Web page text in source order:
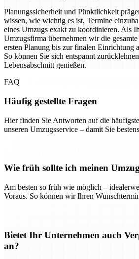
Planungssicherheit und Pünktlichkeit
wissen, wie wichtig es ist, Termine
eines Umzugs exakt zu koordinieren. Als
Umzugsfirma übernehmen wir die
ersten Planung bis zur finalen Einrichtung
So können Sie sich entspannt
Lebensabschnitt genießen.
FAQ
Häufig gestellte Fragen
Hier finden Sie Antworten auf die
unseren Umzugsservice – damit Sie
Wie früh sollte ich meinen
Am besten so früh wie möglich –
Voraus. So können wir Ihren
Bietet Ihr Unternehmen auch
an?